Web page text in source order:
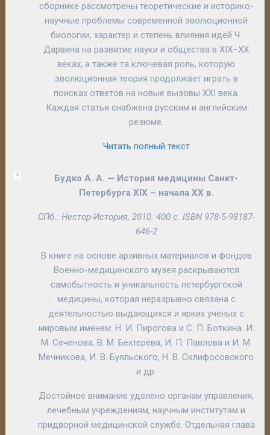
сборнике рассмотрены теоретические и историко-
научные проблемы современной эволюционной
биологии, характер и степень влияния идей Ч.
Дарвина на развитие науки и общества в XIX–XX
веках, а также та ключевая роль, которую
эволюционная теория продолжает играть в
поисках ответов на новые вызовы XXI века.
Каждая статья снабжена русским и английским
резюме.
Читать полный текст
Будко А. А. — История медицины Санкт-
Петербурга XIX – начала XX в.
СПб.: Нестор-История, 2010. 400 с. ISBN 978-5-98187-
646-2
В книге на основе архивных материалов и фондов
Военно-медицинского музея раскрываются
самобытность и уникальность петербургской
медицины, которая неразрывно связана с
деятельностью выдающихся и ярких ученых с
мировым именем: Н. И. Пирогова и С. П. Боткина. И.
М. Сеченова, В. М. Бехтерева, И. П. Павлова и И. М.
Мечникова, И. В. Буяльского, Н. В. Склифосовского
и др.
Достойное внимание уделено органам управления,
лечебным учреждениям, научным институтам и
придворной медицинской службе. Отдельная глава